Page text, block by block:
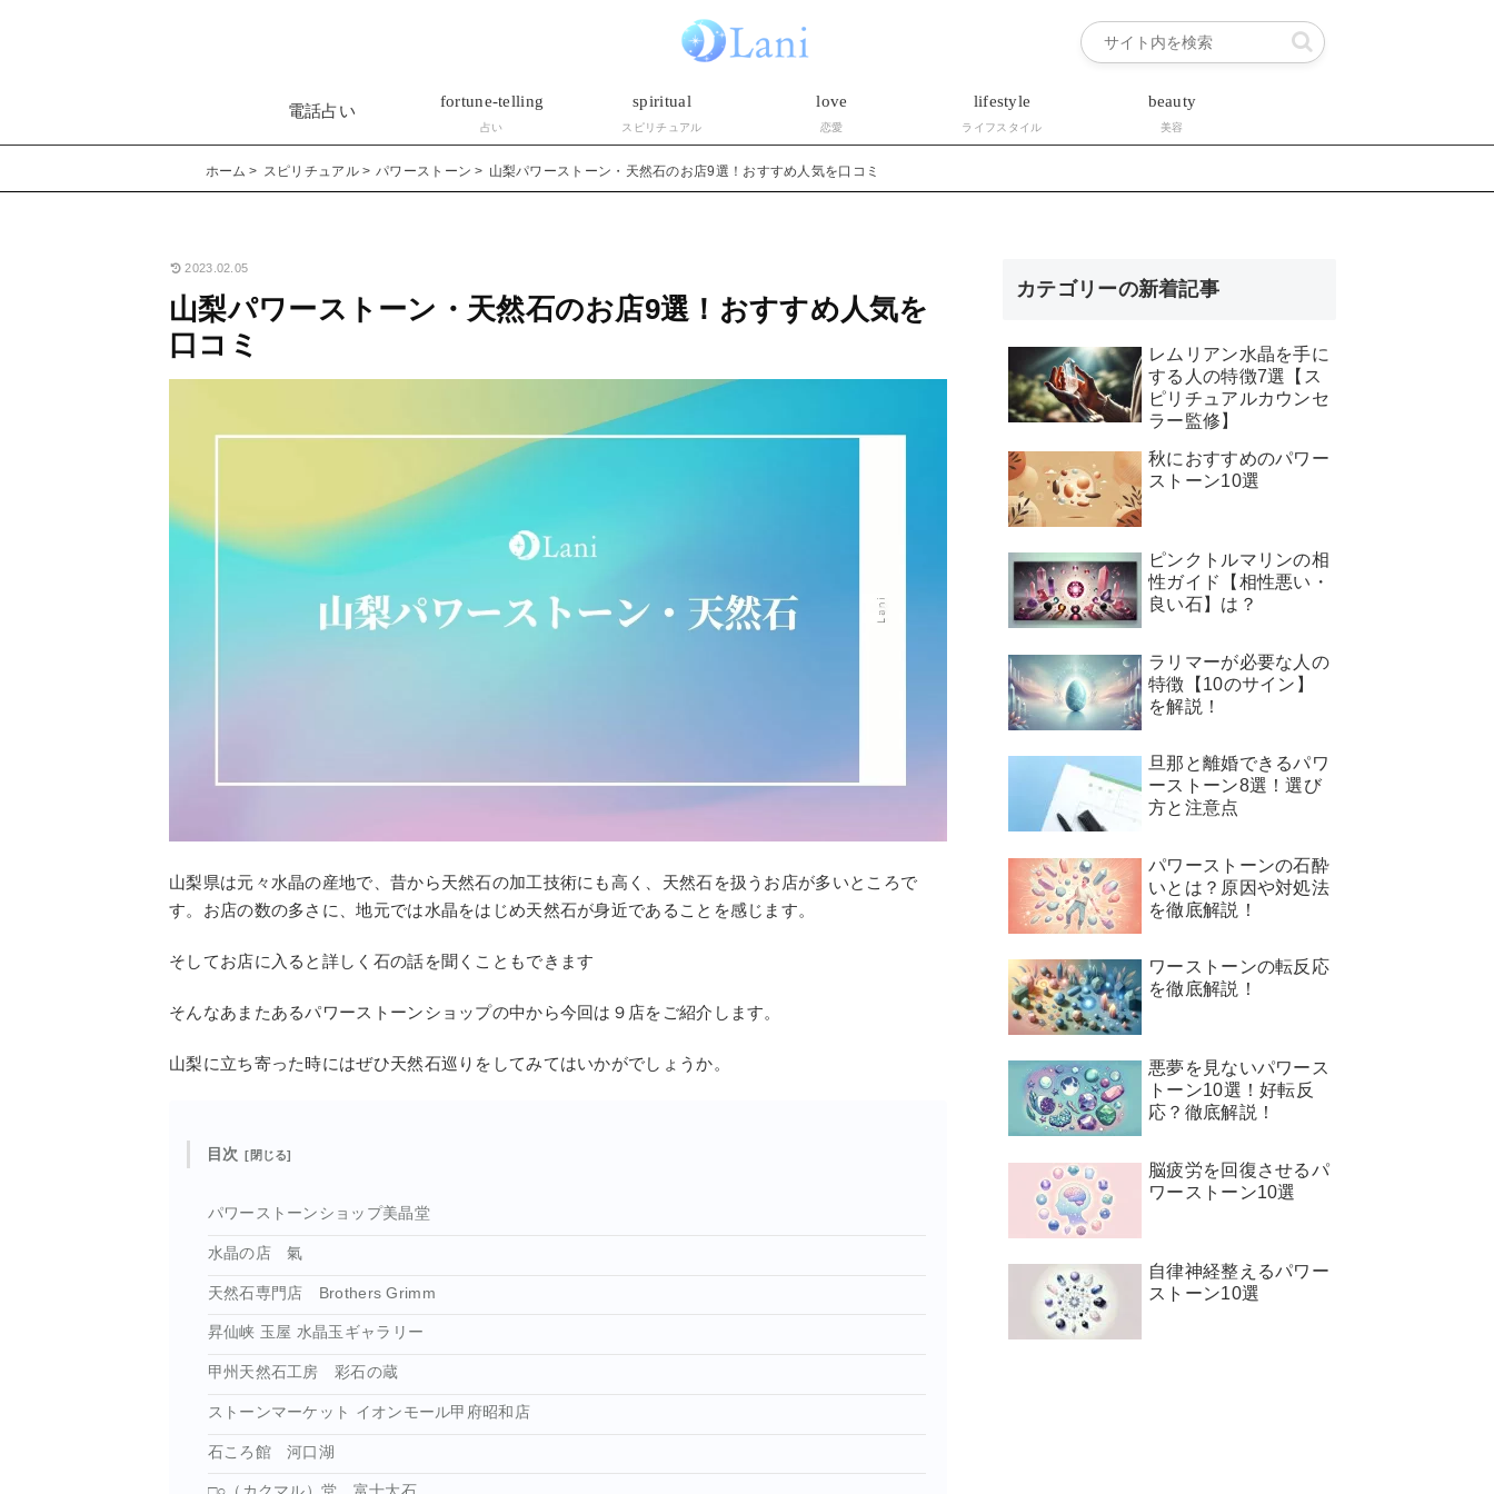
電話占い
fortune-telling
占い
spiritual
スピリチュアル
love
恋愛
lifestyle
ライフスタイル
beauty
美容
ホーム スピリチュアル パワーストーン 山梨パワーストーン・天然石のお店9選！おすすめ人気を口コミ
2023.02.05
山梨パワーストーン・天然石のお店9選！おすすめ人気を
口コミ
山梨県は元々水晶の産地で、昔から天然石の加工技術にも高く、天然石を扱うお店が多いところで
す。お店の数の多さに、地元では水晶をはじめ天然石が身近であることを感じます。
そしてお店に入ると詳しく石の話を聞くこともできます
そんなあまたあるパワーストーンショップの中から今回は９店をご紹介します。
山梨に立ち寄った時にはぜひ天然石巡りをしてみてはいかがでしょうか。
目次
パワーストーンショップ美晶堂
水晶の店 氣
天然石専門店 Brothers Grimm
昇仙峡 玉屋 水晶玉ギャラリー
甲州天然石工房 彩石の蔵
ストーンマーケット イオンモール甲府昭和店
石ころ館 河口湖
カテゴリーの新着記事
レムリアン水晶を手に
する人の特徴7選【ス
ピリチュアルカウンセ
ラー監修】
秋におすすめのパワー
ストーン10選
ピンクトルマリンの相
性ガイド【相性悪い・
良い石】は？
ラリマーが必要な人の
特徴【10のサイン】
を解説！
旦那と離婚できるパワ
ーストーン8選！選び
方と注意点
パワーストーンの石酔
いとは？原因や対処法
を徹底解説！
ワーストーンの転反応
を徹底解説！
悪夢を見ないパワース
トーン10選！好転反
応？徹底解説！
脳疲労を回復させるパ
ワーストーン10選
自律神経整えるパワー
ストーン10選